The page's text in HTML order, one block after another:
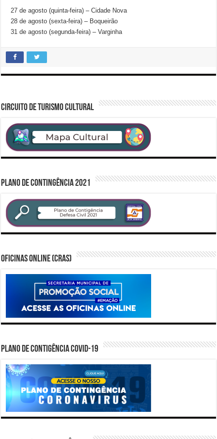
27 de agosto (quinta-feira) – Cidade Nova
28 de agosto (sexta-feira) – Boqueirão
31 de agosto (segunda-feira) – Varginha
CIRCUITO DE TURISMO CULTURAL
PLANO DE CONTINGÊNCIA 2021
Oficinas Online (CRAS)
PLANO DE CONTIGÊNCIA COVID-19